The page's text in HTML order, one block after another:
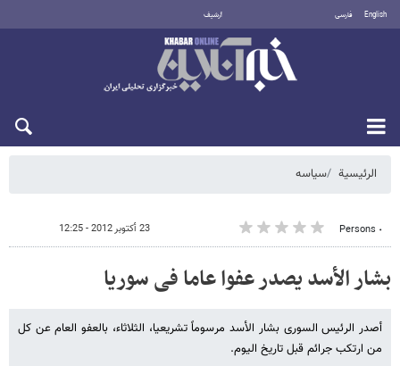
English فارسی أرشيف
الرئيسية سیاسه
٠ Persons 23 أكتوبر 2012 - 12:25
بشار الأسد یصدر عفوا عاما فی سوریا
أصدر الرئیس السوری بشار الأسد مرسوماً تشریعیا، الثلاثاء، بالعفو العام عن کل
من ارتکب جرائم قبل تاریخ الیوم.